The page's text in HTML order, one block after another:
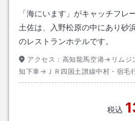
「海にいます」がキャッチフレ
土佐は、入野松原の中にあり砂
のレストランホテルです。
アクセス： 高知龍馬空港→リムジ
知下車→ＪＲ四国土讃線中村・宿毛
約８分
税込